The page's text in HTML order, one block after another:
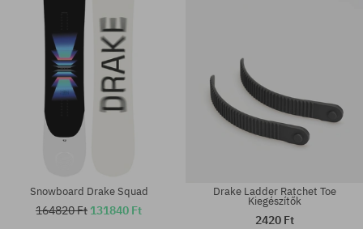
Snowboard Drake Squad
164820 Ft 131840 Ft
Drake Ladder Ratchet Toe
Kiegészítők
2420 Ft